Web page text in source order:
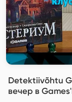
Detektiivõhtu
вечер в